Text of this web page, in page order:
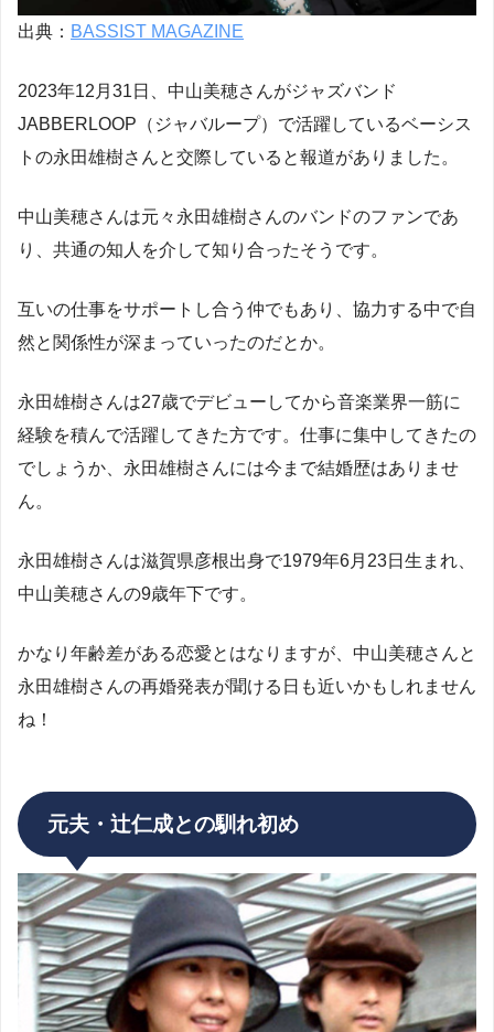
出典： BASSIST MAGAZINE
2023年12月31日、中山美穂さんがジャズバンド
JABBERLOOP（ジャバループ）で活躍しているベーシス
トの永田雄樹さんと交際していると報道がありました。
中山美穂さんは元々永田雄樹さんのバンドのファンであ
り、共通の知人を介して知り合ったそうです。
互いの仕事をサポートし合う仲でもあり、協力する中で自
然と関係性が深まっていったのだとか。
永田雄樹さんは27歳でデビューしてから音楽業界一筋に
経験を積んで活躍してきた方です。仕事に集中してきたの
でしょうか、永田雄樹さんには今まで結婚歴はありませ
ん。
永田雄樹さんは滋賀県彦根出身で1979年6月23日生まれ、
中山美穂さんの9歳年下です。
かなり年齢差がある恋愛とはなりますが、中山美穂さんと
永田雄樹さんの再婚発表が聞ける日も近いかもしれません
ね！
元夫・辻仁成との馴れ初め